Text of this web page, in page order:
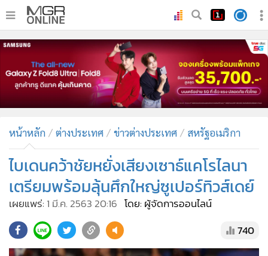
• หน้าหลัก
ทันเหตุการณ์
ภาคใต้
• ภูมิภาค
• บันเทิง
•
ผู้จัดการรายวัน
• คอลัมนิสต์
• ละคร
• Cyber BIZ
• ผู้จัดกวน
หน้าหลัก ต่างประเทศ ข่าวต่างประเทศ สหรัฐอเมริกา
ไบเดนคว้าชัยหยั่งเสียงเซาธ์แคโรไลนา
เตรียมพร้อมลุ้นศึกใหญ่ซูเปอร์ทิวส์เดย์
เผยแพร่: 1 มี.ค. 2563 20:16 โดย: ผู้จัดการออนไลน์
740